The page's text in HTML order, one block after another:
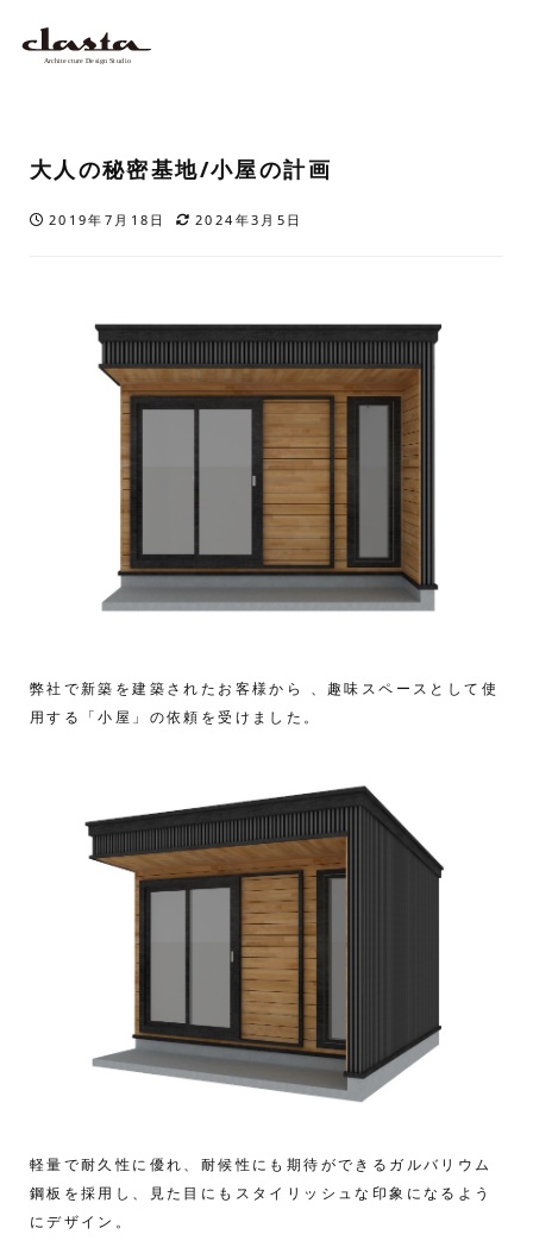
大人の秘密基地/小屋の計画
投稿日
2019年7月18日
更新日
2024年3月5日
弊社で新築を建築されたお客様から 、趣味スペースとして使
用する「小屋」の依頼を受けました。
軽量で耐久性に優れ、耐候性にも期待ができるガルバリウム
鋼板を採用し、見た目にもスタイリッシュな印象になるよう
にデザイン。